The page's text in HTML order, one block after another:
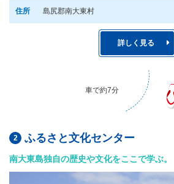
住所 島尻郡南大東村
詳しく見る
車で約7分
ふるさと文化センター
南大東島独自の歴史や文化をここで学ぶ。